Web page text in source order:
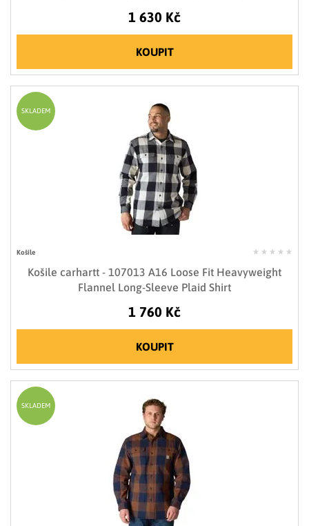
1 630 Kč
KOUPIT
Košile
Košile carhartt - 107013 A16 Loose Fit Heavyweight
Flannel Long-Sleeve Plaid Shirt
1 760 Kč
KOUPIT
SKLADEM
SKLADEM